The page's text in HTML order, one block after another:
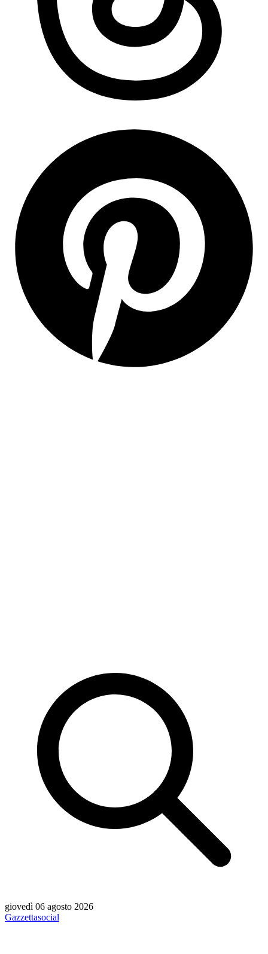
giovedì 06 agosto 2026
Gazzettasocial